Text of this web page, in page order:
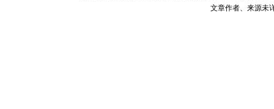
文章作者、来源未